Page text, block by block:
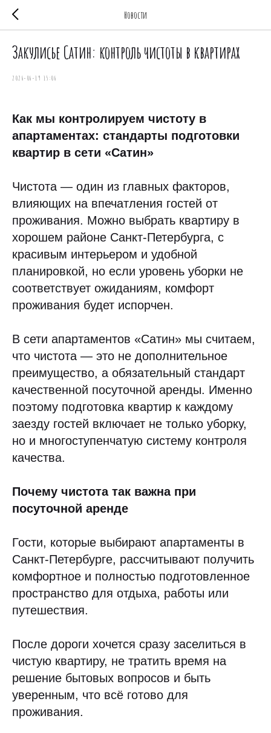
Новости
Закулисье Сатин: контроль чистоты в квартирах
2026-06-19 15:06
Как мы контролируем чистоту в
апартаментах: стандарты подготовки
квартир в сети «Сатин»
Чистота — один из главных факторов,
влияющих на впечатления гостей от
проживания. Можно выбрать квартиру в
хорошем районе Санкт-Петербурга, с
красивым интерьером и удобной
планировкой, но если уровень уборки не
соответствует ожиданиям, комфорт
проживания будет испорчен.
В сети апартаментов «Сатин» мы считаем,
что чистота — это не дополнительное
преимущество, а обязательный стандарт
качественной посуточной аренды. Именно
поэтому подготовка квартир к каждому
заезду гостей включает не только уборку,
но и многоступенчатую систему контроля
качества.
Почему чистота так важна при
посуточной аренде
Гости, которые выбирают апартаменты в
Санкт-Петербурге, рассчитывают получить
комфортное и полностью подготовленное
пространство для отдыха, работы или
путешествия.
После дороги хочется сразу заселиться в
чистую квартиру, не тратить время на
решение бытовых вопросов и быть
уверенным, что всё готово для
проживания.